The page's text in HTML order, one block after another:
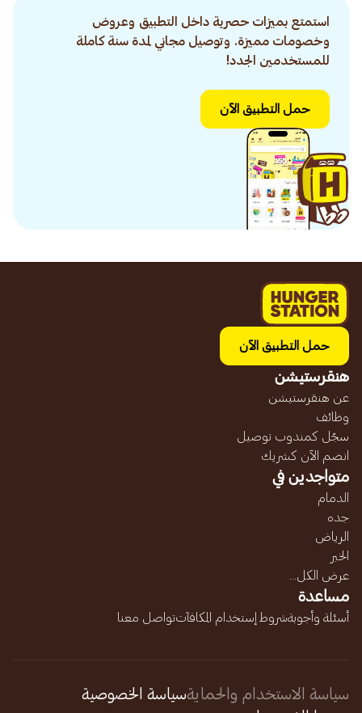
استمتع بميزات حصرية داخل التطبيق وعروض
وخصومات مميزة. وتوصيل مجاني لمدة سنة كاملة
للمستخدمين الجدد!
حمل التطبيق الآن
حمل التطبيق الآن
هنقرستيشن
عن هنقرستيشن
وظائف
سجّل كمندوب توصيل
انضم الآن كشريك
متواجدين في
الدمام
جده
الرياض
الخبر
عرض الكل...
مساعدة
أسئلة وأجوبةشروط إستخدام المكافآتتواصل معنا
سياسة الاستخدام والحمايةسياسة الخصوصية